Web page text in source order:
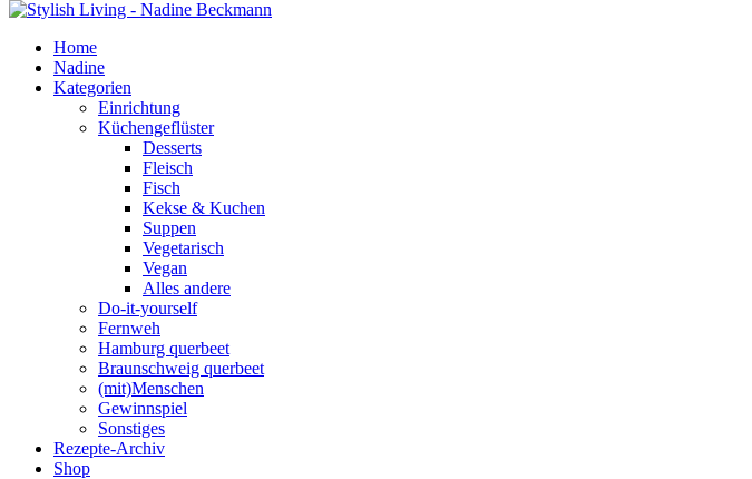
Home
Nadine
Kategorien
Einrichtung
Küchengeflüster
Desserts
Fleisch
Fisch
Kekse & Kuchen
Suppen
Vegetarisch
Vegan
Alles andere
Do-it-yourself
Fernweh
Hamburg querbeet
Braunschweig querbeet
(mit)Menschen
Gewinnspiel
Sonstiges
Rezepte-Archiv
Shop